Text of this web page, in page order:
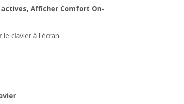
Afficher Comfort On-
clavier à l'écran.